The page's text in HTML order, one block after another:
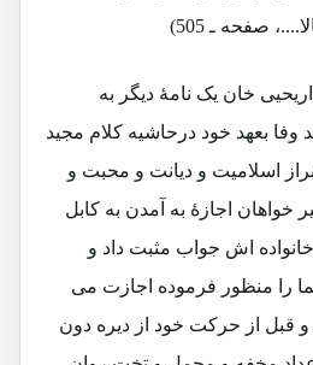
صفحه ـ 505)
خان یک نامۀ دیگر به
وفا بعهد خود درحاشیه کلام مجید
اسلامیت و دیانت و محبت و
خواهان اجازۀ به آمدن به کابل
خانواده اش جواب مثبت داد و
را منظور فرموده اجازت می
و قبل از حرکت خود از دیره دون